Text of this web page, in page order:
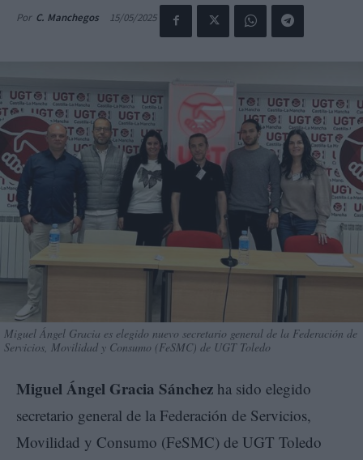
Por C. Manchegos 15/05/2025
Miguel Ángel Gracia es elegido nuevo secretario general de la Federación de
Servicios, Movilidad y Consumo (FeSMC) de UGT Toledo
Miguel Ángel Gracia Sánchez ha sido elegido
secretario general de la Federación de Servicios,
Movilidad y Consumo (FeSMC) de UGT Toledo